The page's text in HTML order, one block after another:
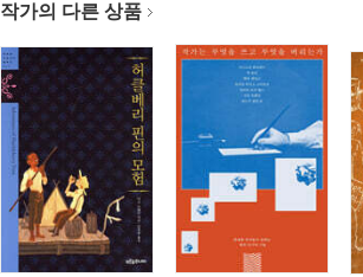
작가의 다른 상품